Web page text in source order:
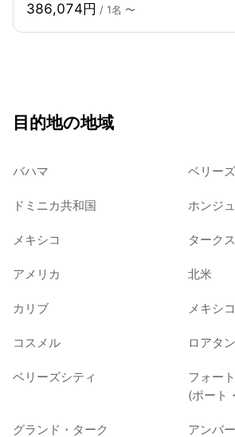
386,074円 / 1名 〜
目的地の地域
バハマ ベリーズ
ドミニカ共和国 ホンジ
メキシコ ターク
アメリカ 北米
カリブ メキシ
コスメル ロアタン
ベリーズシティ
フォー
(ポート
グランド・ターク アンバ